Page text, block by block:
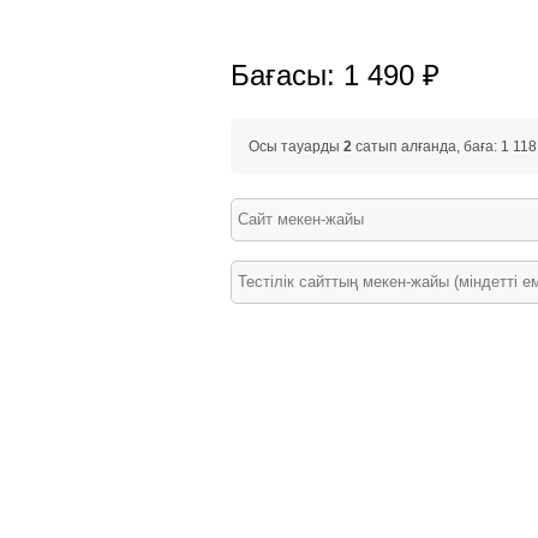
Бағасы: 1 490 ₽
Осы тауарды 2 сатып алғанда, баға: 1